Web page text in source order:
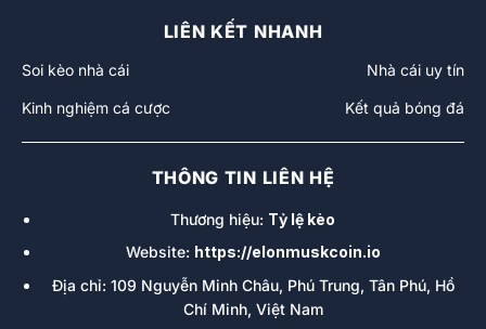
Gauga***@gmail.com
1,855
078***5914
tuyen***@gmail.com
081***4569
votuo***@gmail.com
036***1350
minht***@gmail.com
037***7030
nghia***@gmail.com
1,850
076***2278
hn636***@gmail.com
LIÊN KẾT NHANH
Soi kèo nhà cái Nhà cái uy tín
Kinh nghiệm cá cược Kết quả bóng đá
THÔNG TIN LIÊN HỆ
Thương hiệu: Tỷ lệ kèo
Website: https://elonmuskcoin.io
Địa chỉ: 109 Nguyễn Minh Châu, Phú Trung, Tân Phú, Hồ
Chí Minh, Việt Nam